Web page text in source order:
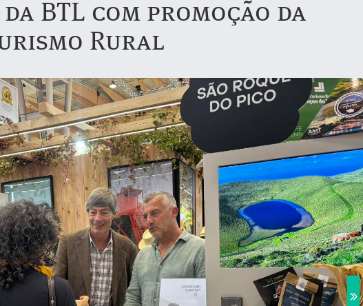
BTL com promoção da
Rural